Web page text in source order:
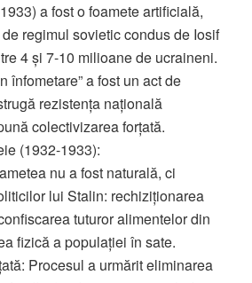
a fost o foamete artificială,
regimul sovietic condus de Iosif
4 și 7-10 milioane de ucraineni.
înfometare” a fost un act de
rezistența națională
colectivizarea forțată.
(1932-1933):
nu a fost naturală, ci
lui Stalin: rechiziționarea
tuturor alimentelor din
fizică a populației în sate.
Procesul a urmărit eliminarea